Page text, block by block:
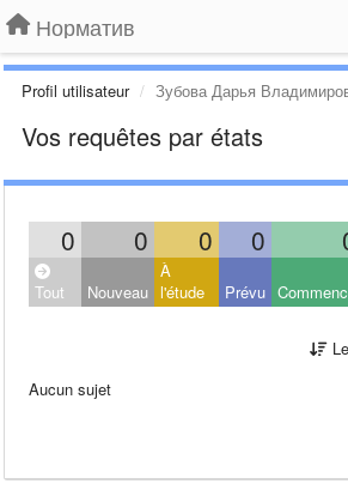
Норматив
Profil utilisateur Зубова Дарья
Vos requêtes par états
0 0 0 0
Tout Nouveau
À
l'étude
Prévu
Aucun sujet